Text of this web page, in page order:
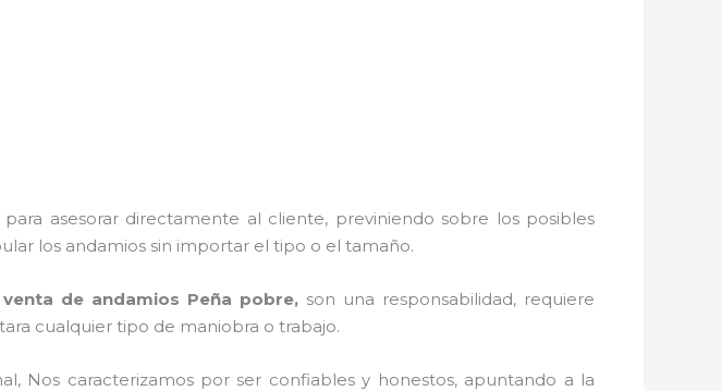
asesorar directamente al cliente, previniendo sobre los posibles
los andamios sin importar el tipo o el tamaño.
de andamios Peña pobre,son una responsabilidad, requiere
cualquier tipo de maniobra o trabajo.
Nos caracterizamos por ser confiables y honestos, apuntando a la